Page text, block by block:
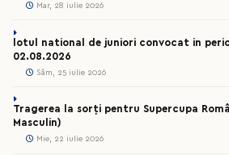
Mar, 28 iulie 2026
lotul national de juniori convocat in
02.08.2026
Sâm, 25 iulie 2026
Tragerea la sorți pentru Supercupa
Masculin)
Mie, 22 iulie 2026